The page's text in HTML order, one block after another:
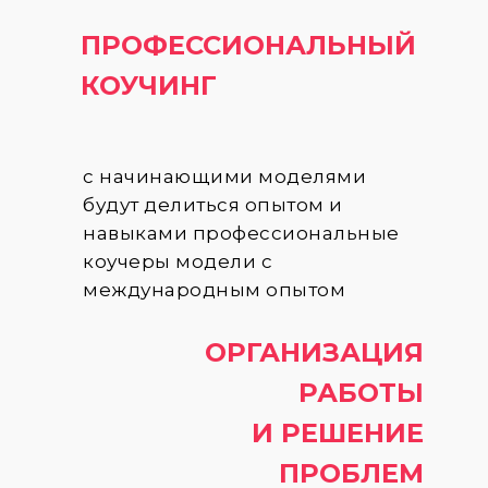
с начинающими моделями
будут делиться опытом и
навыками профессиональные
коучеры модели с
международным опытом
ОРГАНИЗАЦИЯ
РАБОТЫ
И РЕШЕНИЕ
ПРОБЛЕМ
ПРОФЕССИОНАЛЬНЫЙ
КОУЧИНГ